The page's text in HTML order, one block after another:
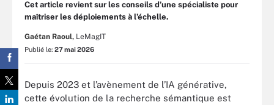
Cet article revient sur les conseils d’une spécialiste pour
maîtriser les déploiements à l’échelle.
Gaétan Raoul, LeMagIT
Publié le: 27 mai 2026
Depuis 2023 et l’avènement de l’IA générative,
cette évolution de la recherche sémantique est